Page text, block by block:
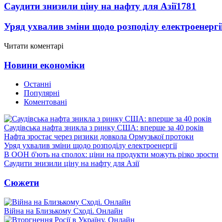
Саудити знизили ціну на нафту для Азії1781
Уряд ухвалив зміни щодо розподілу
Читати коментарі
Новини економіки
Останні
Популярні
Коментовані
Саудівська нафта зникла з ринку США: вперше за 40 років
Нафта зростає через ризики довкола Ормузької протоки
Уряд ухвалив зміни щодо розподілу електроенергії
В ООН б'ють на сполох: ціни на продукти можуть різко зрости
Саудити знизили ціну на нафту для Азії
Сюжети
Війна на Близькому Сході. Онлайн